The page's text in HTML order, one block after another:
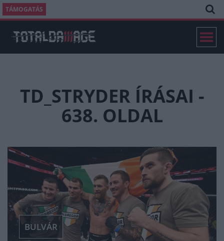
TÁMOGATÁS
TD_STRYDER ÍRÁSAI -
638. OLDAL
BULVÁR